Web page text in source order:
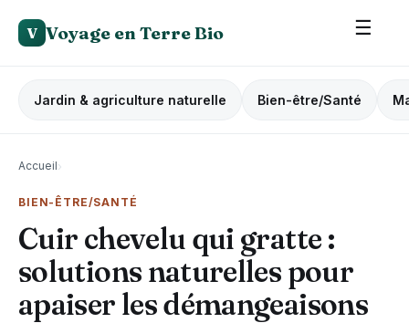
V Voyage en Terre Bio ☰
Jardin & agriculture naturelle Bien-être/Santé
Accueil›
BIEN-ÊTRE/SANTÉ
Cuir chevelu qui gratte :
solutions naturelles pour
apaiser les démangeaisons